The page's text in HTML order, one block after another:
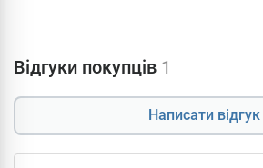
Відгуки покупців 1
Написати відгук